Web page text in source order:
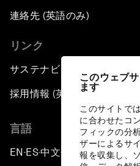
このウェブ
ます
このサイトで
に合わせたコ
フィックの分
ザーによるサ
報を収集し、
連絡先 (英語のみ)
リンク
サステナビリティへの取り組
採用情報 (英語のみ)
言語
EN ▪ES▪中文▪ 日本語